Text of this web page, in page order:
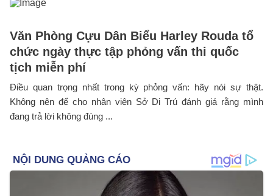
Văn Phòng Cựu Dân Biểu Harley Rouda tổ
chức ngày thực tập phỏng vấn thi quốc
tịch miễn phí
Điều quan trọng nhất trong kỳ phỏng vấn: hãy nói sự thật.
Không nên để cho nhân viên Sở Di Trú đánh giá rằng mình
đang trả lời không đúng ...